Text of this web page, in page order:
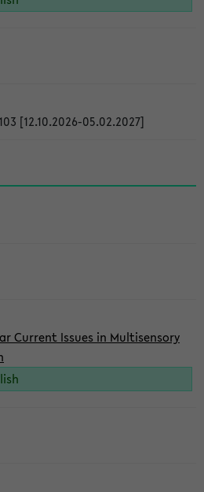
[12.10.2026-05.02.2027]
Current Issues in Multisensory